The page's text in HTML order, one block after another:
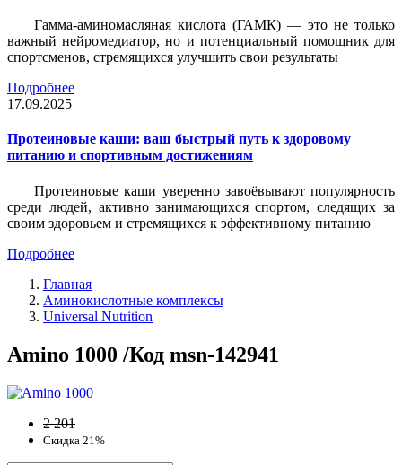
Гамма-аминомасляная кислота (ГАМК) — это не только
важный нейромедиатор, но и потенциальный помощник для
спортсменов, стремящихся улучшить свои результаты
Подробнее
17.09.2025
Протеиновые каши: ваш быстрый путь к здоровому
питанию и спортивным достижениям
Протеиновые каши уверенно завоёвывают популярность
среди людей, активно занимающихся спортом, следящих за
своим здоровьем и стремящихся к эффективному питанию
Подробнее
Главная
Аминокислотные комплексы
Universal Nutrition
Amino 1000 /Код msn-142941
2 201
Скидка 21%